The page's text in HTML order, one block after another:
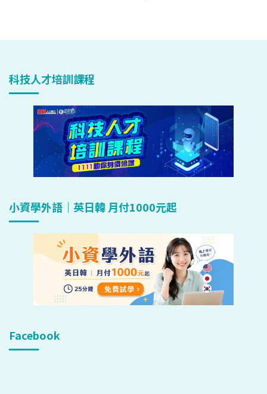
科技人才培訓課程
小資學外語｜英日韓 月付1000元起
Facebook